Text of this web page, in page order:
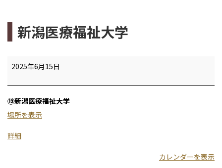
新潟医療福祉大学
新
療
福
祉
2025年6月15日
⑲新潟医療福祉大学
場所を表示
詳細
カレンダーを表示